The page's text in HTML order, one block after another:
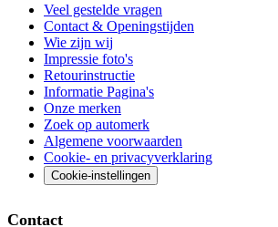
Veel gestelde vragen
Contact & Openingstijden
Wie zijn wij
Impressie foto's
Retourinstructie
Informatie Pagina's
Onze merken
Zoek op automerk
Algemene voorwaarden
Cookie- en privacyverklaring
Cookie-instellingen
Contact